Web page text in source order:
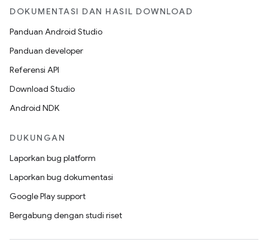
DOKUMENTASI DAN HASIL DOWNLOAD
Panduan Android Studio
Panduan developer
Referensi API
Download Studio
Android NDK
DUKUNGAN
Laporkan bug platform
Laporkan bug dokumentasi
Google Play support
Bergabung dengan studi riset